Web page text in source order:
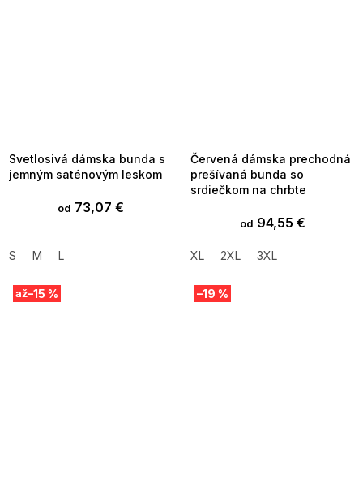
Svetlosivá dámska bunda s
jemným saténovým leskom
od 73,07 €
S M L
Červená dámska prechodná
prešívaná bunda so
srdiečkom na chrbte
od 94,55 €
XL 2XL 3XL
až–15 % –19 %